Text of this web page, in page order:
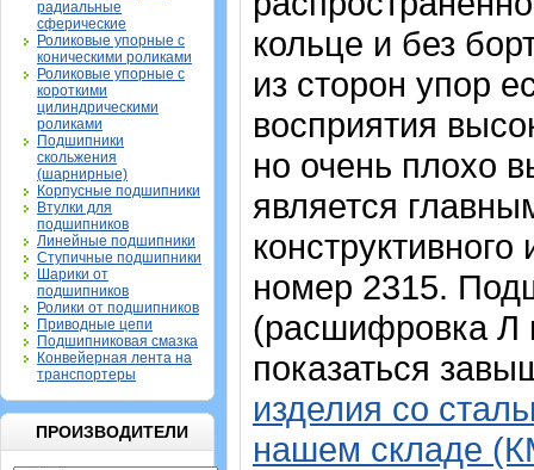
радиальные
сферические
Роликовые упорные с
коническими роликами
Роликовые упорные с
короткими
цилиндрическими
роликами
Подшипники
скольжения
(шарнирные)
Корпусные подшипники
Втулки для
подшипников
Линейные подшипники
Ступичные подшипники
Шарики от
подшипников
Ролики от подшипников
Приводные цепи
Подшипниковая смазка
Конвейерная лента на
транспортеры
ПРОИЗВОДИТЕЛИ
кольце и без
из сторон упор
восприятия
но очень плохо
является
номер 2315.
(расшифровка Л
показаться
изделия со
нашем складе